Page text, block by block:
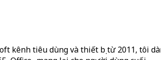
kênh tiêu dùng và thiết bị từ 2011, tôi